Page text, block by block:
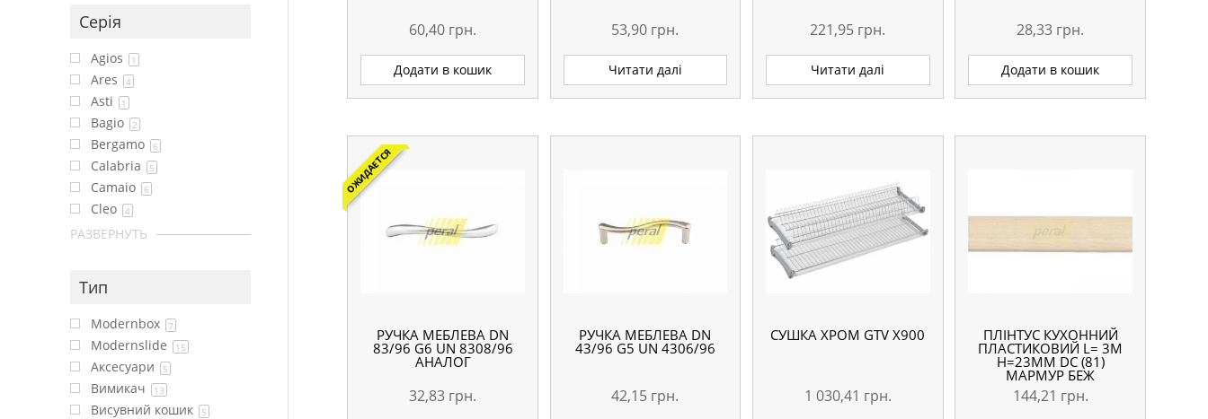
60,40 грн.
Додати в кошик
53,90 грн.
Читати далі
221,95 грн.
Читати далі
28,33 грн.
Додати в кошик
ОЖИДАЕТСЯ
РУЧКА МЕБЛЕВА DN
83/96 G6 UN 8308/96
АНАЛОГ
32,83 грн.
РУЧКА МЕБЛЕВА DN
43/96 G5 UN 4306/96
42,15 грн.
СУШКА ХРОМ GTV Х900
1 030,41 грн.
ПЛІНТУС КУХОННИЙ
ПЛАСТИКОВИЙ L= 3М
H=23ММ DC (81)
МАРМУР БЕЖ
144,21 грн.
Серія
Agios 1
Ares 4
Asti 1
Bagio 2
Bergamo 6
Calabria 5
Camaio 6
Cleo 4
РАЗВЕРНУТЬ
Тип
Modernbox 7
Modernslide 15
Аксесуари 5
Вимикач 13
Висувний кошик 5